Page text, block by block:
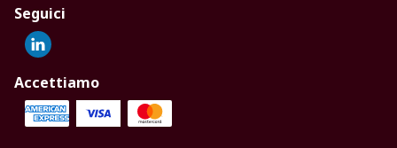
Seguici
Accettiamo